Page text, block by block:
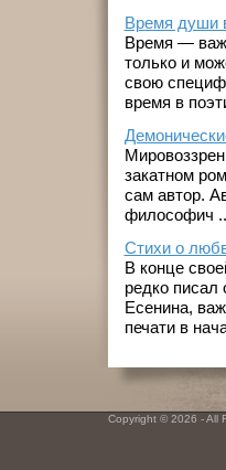
Время души
Время —
только и
свою
время в
закатном
сам автор.
философич
Стихи о
В конце
редко писал
Есенина,
печати в
Copyright © 2026 - All